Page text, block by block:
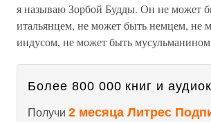
я называю Зорбой Будды. Он не может
итальянцем, не может быть немцем, не
индусом, не может быть
Более 800 000 книг и
Получи 2 месяца Литрес